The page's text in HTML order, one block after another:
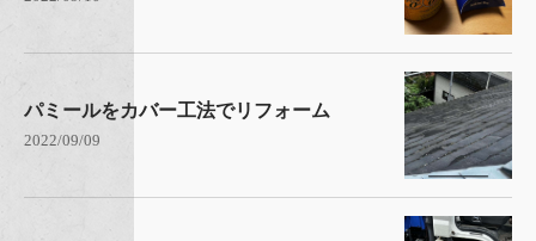
パミールをカバー工法でリフォーム
2022/09/09